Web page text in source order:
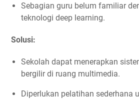
Sebagian guru belum familiar
teknologi deep learning.
Solusi:
Sekolah dapat menerapkan
bergilir di ruang multimedia.
Diperlukan pelatihan sederhana